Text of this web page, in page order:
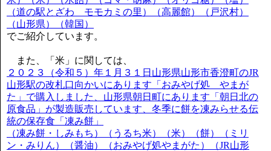
（道の駅とざわ モモカミの里）（高麗館）（戸沢村）
（山形県）（韓国）
でご紹介しています。
また、「米」に関しては、
２０２３（令和５）年１月３１日山形県山形市香澄町のJR
山形駅の改札口向かいにあります「おみやげ処 やまが
た」で購入しました、山形県朝日町にあります「朝日北の
原食品」が製造販売しています、冬季に餅を凍みらせる伝
統の保存食「凍み餅」
（凍み餅・しみもち）（うるち米）（米）（餅）（ミリ
ン・みりん）（醤油）（おみやげ処やまがた）（JR山形